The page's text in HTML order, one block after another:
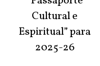
Cultural e
Espiritual” para
2025-26